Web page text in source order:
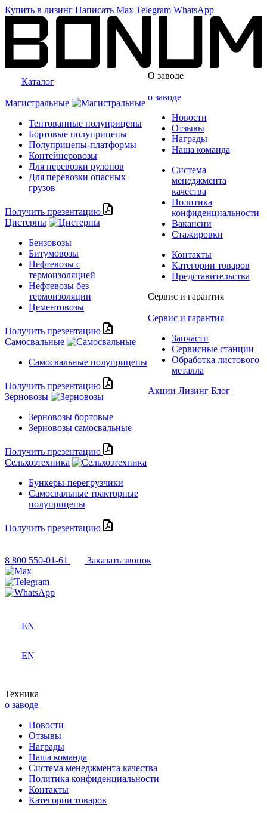
Купить в лизинг Написать Max Telegram WhatsApp
Каталог
Магистральные
Тентованные полуприцепы
Бортовые полуприцепы
Полуприцепы-платформы
Контейнеровозы
Для перевозки рулонов
Для перевозки опасных
грузов
Получить презентацию
Цистерны
Бензовозы
Битумовозы
Нефтевозы с
термоизоляцией
Нефтевозы без
термоизоляции
Цементовозы
Получить презентацию
Самосвальные
Самосвальные полуприцепы
Получить презентацию
Зерновозы
Зерновозы бортовые
Зерновозы самосвальные
Получить презентацию
Сельхозтехника
Бункеры-перегрузчики
Самосвальные тракторные
полуприцепы
Получить презентацию
О заводе
о заводе
Новости
Отзывы
Награды
Наша команда
Система
менеджмента
качества
Политика
конфиденциальности
Вакансии
Стажировки
Контакты
Категории товаров
Представительства
Сервис и гарантия
Сервис и гарантия
Запчасти
Сервисные станции
Обработка листового
металла
Акции Лизинг Блог
8 800 550-01-61 Заказать звонок
EN
EN
Техника
о заводе
Новости
Отзывы
Награды
Наша команда
Система менеджмента качества
Политика конфиденциальности
Контакты
Категории товаров